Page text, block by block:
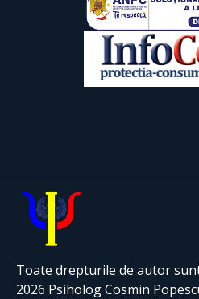
Toate drepturile de autor
2026 Psiholog Cosmin